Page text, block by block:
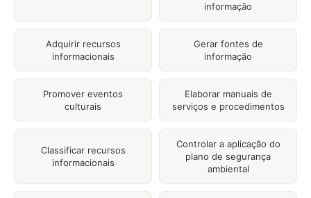
informação
Adquirir recursos
informacionais
Gerar fontes de
informação
Promover eventos
culturais
Elaborar manuais de
serviços e procedimentos
Classificar recursos
informacionais
Controlar a aplicação do
plano de segurança
ambiental